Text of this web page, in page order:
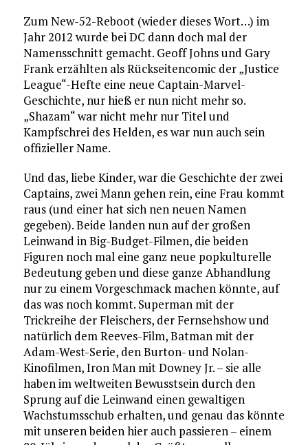
Zum New-52-Reboot (wieder dieses Wort…) im
Jahr 2012 wurde bei DC dann doch mal der
Namensschnitt gemacht. Geoff Johns und Gary
Frank erzählten als Rückseitencomic der „Justice
League“-Hefte eine neue Captain-Marvel-
Geschichte, nur hieß er nun nicht mehr so.
„Shazam“ war nicht mehr nur Titel und
Kampfschrei des Helden, es war nun auch sein
offizieller Name.
Und das, liebe Kinder, war die Geschichte der zwei
Captains, zwei Mann gehen rein, eine Frau kommt
raus (und einer hat sich nen neuen Namen
gegeben). Beide landen nun auf der großen
Leinwand in Big-Budget-Filmen, die beiden
Figuren noch mal eine ganz neue popkulturelle
Bedeutung geben und diese ganze Abhandlung
nur zu einem Vorgeschmack machen könnte, auf
das was noch kommt. Superman mit der
Trickreihe der Fleischers, der Fernsehshow und
natürlich dem Reeves-Film, Batman mit der
Adam-West-Serie, den Burton- und Nolan-
Kinofilmen, Iron Man mit Downey Jr. – sie alle
haben im weltweiten Bewusstsein durch den
Sprung auf die Leinwand einen gewaltigen
Wachstumsschub erhalten, und genau das könnte
mit unseren beiden hier auch passieren – einem